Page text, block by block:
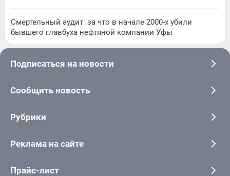
Смертельный аудит: за что в начале 2000-х убили
бывшего главбуха нефтяной компании Уфы
Подписаться на новости
Сообщить новость
Рубрики
Реклама на сайте
Прайс-лист